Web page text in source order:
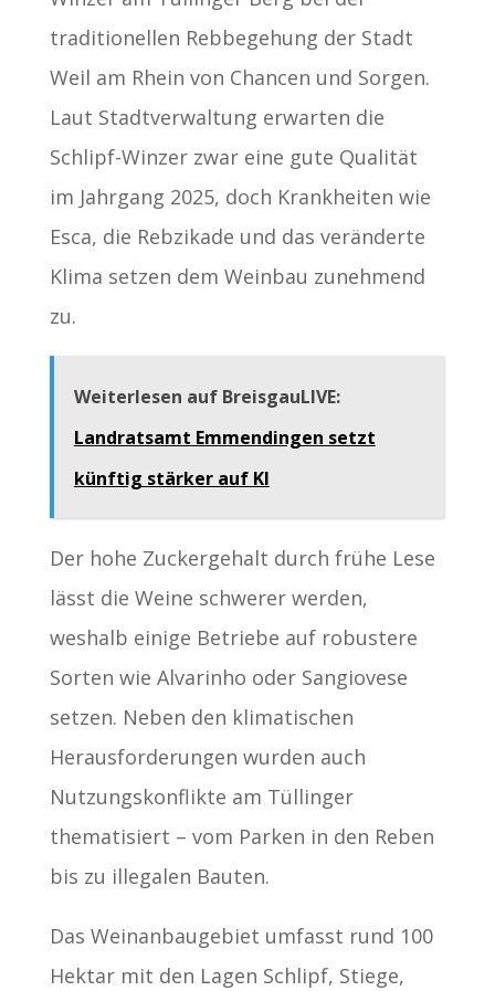
traditionellen Rebbegehung der Stadt
Weil am Rhein von Chancen und Sorgen.
Laut Stadtverwaltung erwarten die
Schlipf-Winzer zwar eine gute Qualität
im Jahrgang 2025, doch Krankheiten wie
Esca, die Rebzikade und das veränderte
Klima setzen dem Weinbau zunehmend
zu.
Weiterlesen auf BreisgauLIVE:
Landratsamt Emmendingen setzt
künftig stärker auf KI
Der hohe Zuckergehalt durch frühe Lese
lässt die Weine schwerer werden,
weshalb einige Betriebe auf robustere
Sorten wie Alvarinho oder Sangiovese
setzen. Neben den klimatischen
Herausforderungen wurden auch
Nutzungskonflikte am Tüllinger
thematisiert – vom Parken in den Reben
bis zu illegalen Bauten.
Das Weinanbaugebiet umfasst rund 100
Hektar mit den Lagen Schlipf, Stiege,